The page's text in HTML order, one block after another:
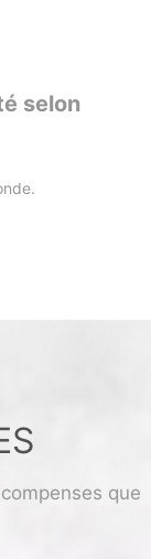
selon
que